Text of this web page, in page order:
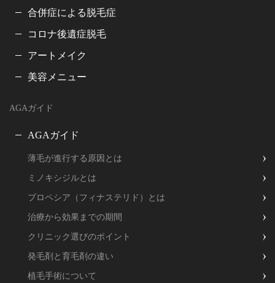
合併症による脱毛症
コロナ後遺症脱毛
アートメイク
美容メニュー
AGAガイド
AGAガイド
薄毛が進行する原因とは
ミノキシジルとは
プロペシア（フィナステリド）とは
治療から効果までの期間
クリニック選びのポイント
発毛剤と育毛剤の違い
植毛手術について